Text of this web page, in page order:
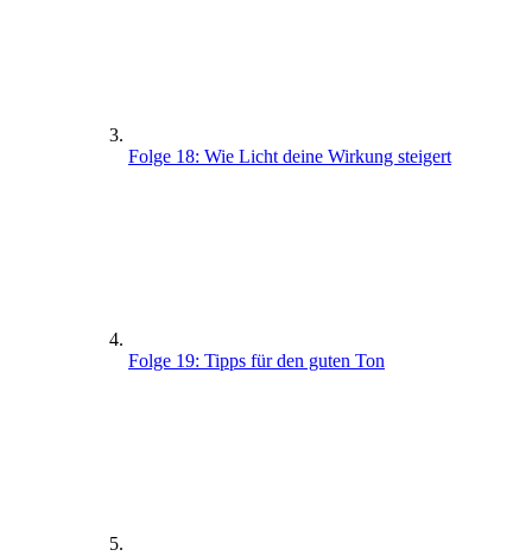
Folge 18: Wie Licht deine Wirkung steigert
Folge 19: Tipps für den guten Ton